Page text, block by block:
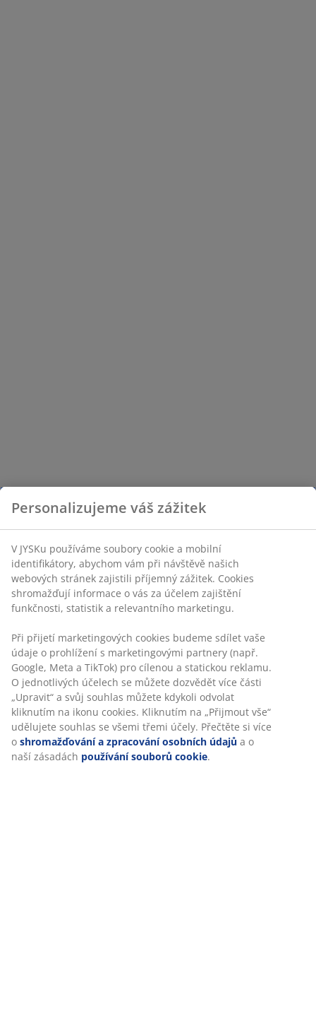
Personalizujeme váš zážitek
V JYSKu používáme soubory cookie a mobilní
identifikátory, abychom vám při návštěvě našich
webových stránek zajistili příjemný zážitek. Cookies
shromažďují informace o vás za účelem zajištění
funkčnosti, statistik a relevantního marketingu.
Při přijetí marketingových cookies budeme sdílet vaše
údaje o prohlížení s marketingovými partnery (např.
Google, Meta a TikTok) pro cílenou a statickou reklamu.
O jednotlivých účelech se můžete dozvědět více části
„Upravit“ a svůj souhlas můžete kdykoli odvolat
kliknutím na ikonu cookies. Kliknutím na „Přijmout vše“
udělujete souhlas se všemi třemi účely. Přečtěte si více
o shromažďování a zpracování osobních údajů a o
naší zásadách používání souborů cookie.